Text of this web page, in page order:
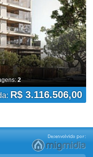
2
R$ 3.116.506,00